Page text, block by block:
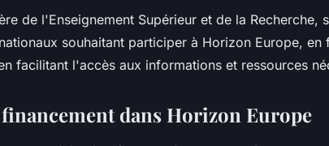
de l'Enseignement Supérieur et de la Recherche,
souhaitant participer à Horizon Europe, en
facilitant l'accès aux informations et ressources
dans Horizon Europe